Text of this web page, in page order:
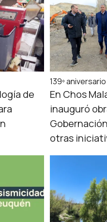
de
139º aniversario
En Chos
inauguró
otras